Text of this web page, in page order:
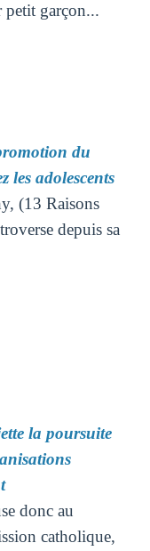
petit garçon...
du
les adolescents
(13 Raisons
depuis sa
la poursuite
donc au
catholique,